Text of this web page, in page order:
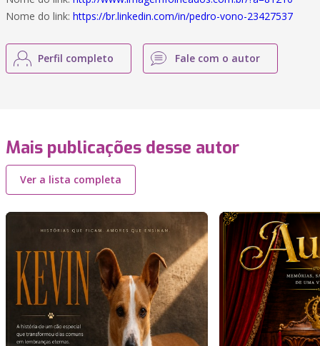
Nome do link: https://br.linkedin.com/in/pedro-vono-23427537
Perfil completo Fale com o autor
Mais publicações desse autor
Ver a lista completa